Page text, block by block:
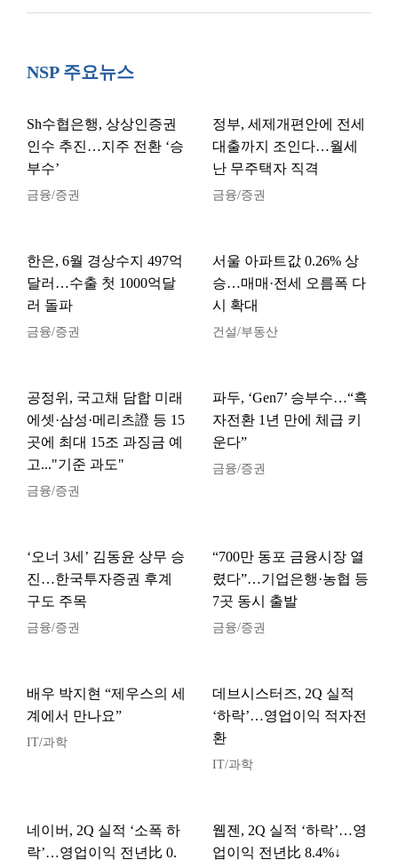
NSP 주요뉴스
Sh수협은행, 상상인증권
인수 추진…지주 전환 ‘승
부수’
금융/증권
정부, 세제개편안에 전세
대출까지 조인다…월세
난 무주택자 직격
금융/증권
한은, 6월 경상수지 497억
달러…수출 첫 1000억달
러 돌파
금융/증권
서울 아파트값 0.26% 상
승…매매·전세 오름폭 다
시 확대
건설/부동산
공정위, 국고채 담합 미래
에셋·삼성·메리츠證 등 15
곳에 최대 15조 과징금 예
고..."기준 과도"
금융/증권
파두, ‘Gen7’ 승부수…“흑
자전환 1년 만에 체급 키
운다”
금융/증권
‘오너 3세’ 김동윤 상무 승
진…한국투자증권 후계
구도 주목
금융/증권
“700만 동포 금융시장 열
렸다”…기업은행·농협 등
7곳 동시 출발
금융/증권
배우 박지현 “제우스의 세
계에서 만나요”
IT/과학
데브시스터즈, 2Q 실적
‘하락’…영업이익 적자전
환
IT/과학
네이버, 2Q 실적 ‘소폭 하
락’…영업이익 전년比 0.
웹젠, 2Q 실적 ‘하락’…영
업이익 전년比 8.4%↓